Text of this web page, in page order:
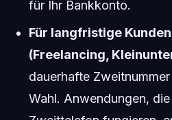
für Ihr Bankkonto.
Für langfristige
(Freelancing,
dauerhafte
Wahl. Anwendungen,